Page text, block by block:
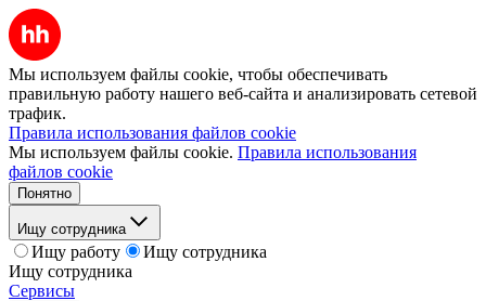
Мы используем файлы cookie, чтобы обеспечивать
правильную работу нашего веб-сайта и анализировать сетевой
трафик.
Правила использования файлов cookie
Мы используем файлы cookie. Правила использования
файлов cookie
Понятно
Ищу сотрудника
Ищу работу
Ищу сотрудника
Ищу сотрудника
Сервисы